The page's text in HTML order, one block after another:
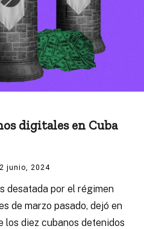
digitales en Cuba
junio, 2024
desatada por el régimen
de marzo pasado, dejó en
los diez cubanos detenidos